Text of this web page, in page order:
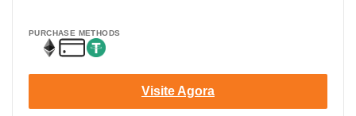
PURCHASE METHODS
Visite Agora